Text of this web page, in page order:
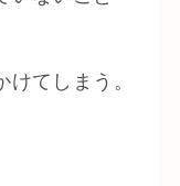
てしまう。